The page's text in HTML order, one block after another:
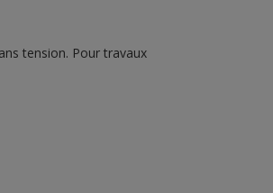
tension. Pour travaux